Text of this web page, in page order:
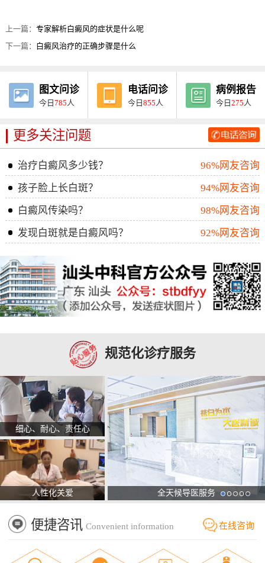
上一篇：专家解析白癜风的症状是什么呢
下一篇： 白癜风治疗的正确步骤是什么
图文问诊
今日785 人
电话问诊
今日855 人
病例报告
今日275 人
更多关注问题
治疗白癜风多少钱？
96%网友咨询
孩子脸上长白斑？
94%网友咨询
白癜风传染吗？
98%网友咨询
发现白斑就是白癜风吗？
92%网友咨询
规范化诊疗服务
细心、耐心、责任心
人性化关爱 全天候导医服务
便捷咨讯 Convenient information 在线咨询